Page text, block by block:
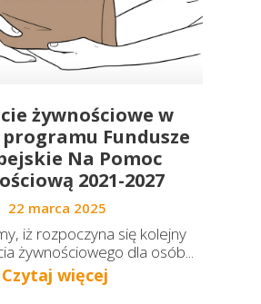
żywnościowe w
Fundusze
Na Pomoc
2021-2027
22 marca 2025
iż rozpoczyna się kolejny
żywnościowego dla osób...
Czytaj więcej